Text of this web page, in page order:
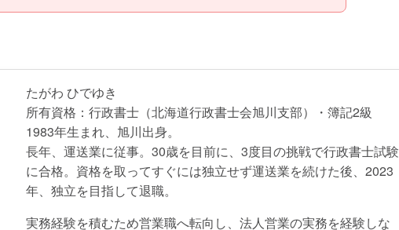
たがわ ひでゆき
所有資格：行政書士（北海道行政書士会旭川支部）・簿記2級
1983年生まれ、旭川出身。
長年、運送業に従事。30歳を目前に、3度目の挑戦で行政書士試験
に合格。資格を取ってすぐには独立せず運送業を続けた後、2023
年、独立を目指して退職。
実務経験を積むため営業職へ転向し、法人営業の実務を経験しな